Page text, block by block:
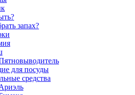
запах?
для посуды
средства